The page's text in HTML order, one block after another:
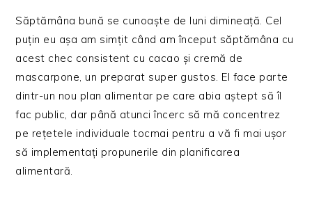
Săptămâna bună se cunoaște de luni dimineață. Cel
puțin eu așa am simțit când am început săptămâna cu
acest chec consistent cu cacao și cremă de
mascarpone, un preparat super gustos. El face parte
dintr-un nou plan alimentar pe care abia aștept să îl
fac public, dar până atunci încerc să mă concentrez
pe rețetele individuale tocmai pentru a vă fi mai ușor
să implementați propunerile din planificarea
alimentară.